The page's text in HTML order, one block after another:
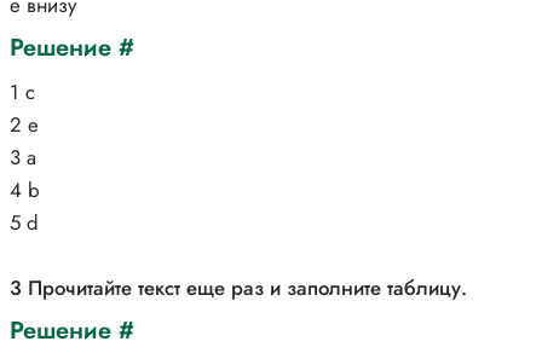
Решение #
1 c
2 е
3 a
4 b
5 d
3 Прочитайте текст еще раз и заполните таблицу.
Решение #